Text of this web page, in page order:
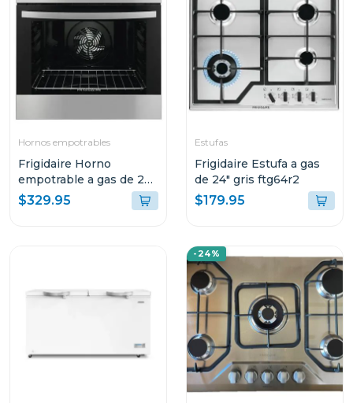
Hornos empotrables
Frigidaire Horno
empotrable a gas de 24"
gris fog68c2
$329.95
Estufas
Frigidaire Estufa a gas
de 24" gris ftg64r2
$179.95
-24%